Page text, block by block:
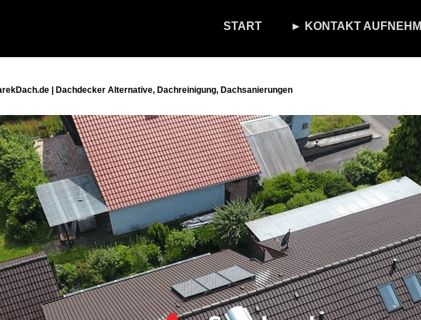
START ► KONTAKT
| Dachdecker Alternative, Dachreinigung, Dachsanierungen